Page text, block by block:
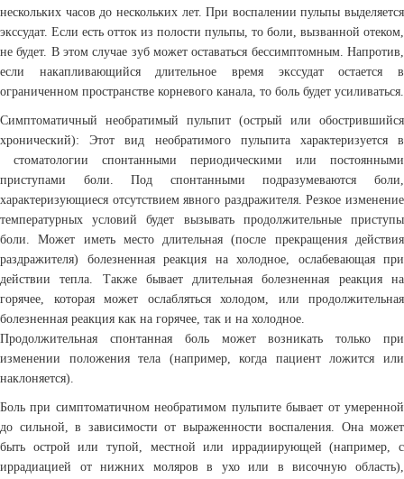
нескольких часов до нескольких лет. При воспалении пульпы выделяется
экссудат. Если есть отток из полости пульпы, то боли, вызванной отеком,
не будет. В этом случае зуб может оставаться бессимптомным. Напротив,
если накапливающийся длительное время экссудат остается в
ограниченном пространстве корневого канала, то боль будет усиливаться.
Симптоматичный необратимый пульпит (острый или обострившийся
хронический): Этот вид необратимого пульпита характеризуется в
стоматологии спонтанными периодическими или постоянными
приступами боли. Под спонтанными подразумеваются боли,
характеризующиеся отсутствием явного раздражителя. Резкое изменение
температурных условий будет вызывать продолжительные приступы
боли. Может иметь место длительная (после прекращения действия
раздражителя) болезненная реакция на холодное, ослабевающая при
действии тепла. Также бывает длительная болезненная реакция на
горячее, которая может ослабляться холодом, или продолжительная
болезненная реакция как на горячее, так и на холодное.
Продолжительная спонтанная боль может возникать только при
изменении положения тела (например, когда пациент ложится или
наклоняется).
Боль при симптоматичном необратимом пульпите бывает от умеренной
до сильной, в зависимости от выраженности воспаления. Она может
быть острой или тупой, местной или иррадиирующей (например, с
иррадиацией от нижних моляров в ухо или в височную область),